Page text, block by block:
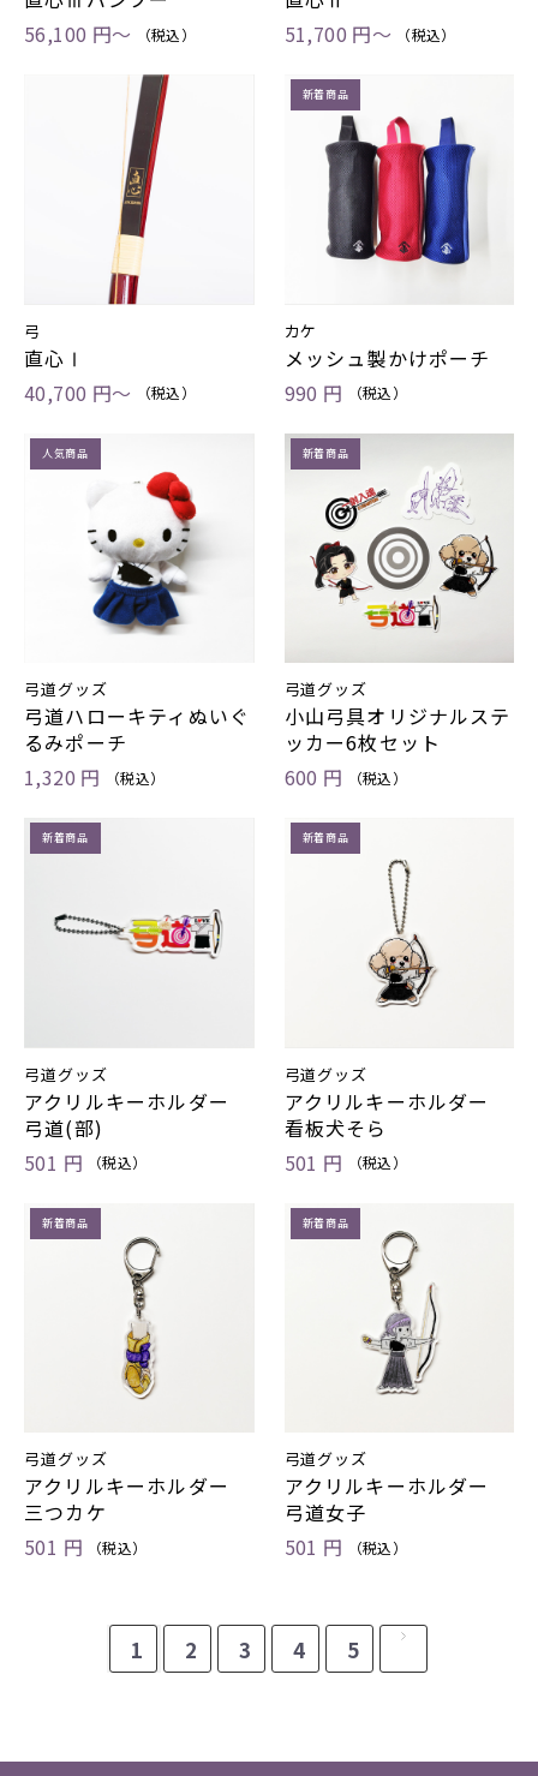
56,100 円～
（税込）
51,700 円～
（税込）
弓
直心Ⅰ
40,700 円～
（税込）
新着商品
カケ
メッシュ製かけポーチ
990 円
（税込）
人気商品
弓道グッズ
弓道ハローキティぬいぐ
るみポーチ
1,320 円
（税込）
新着商品
弓道グッズ
小山弓具オリジナルステ
ッカー6枚セット
600 円
（税込）
新着商品
弓道グッズ
アクリルキーホルダー
弓道(部)
501 円
（税込）
新着商品
弓道グッズ
アクリルキーホルダー
看板犬そら
501 円
（税込）
新着商品
弓道グッズ
アクリルキーホルダー
三つカケ
501 円
（税込）
新着商品
弓道グッズ
アクリルキーホルダー
弓道女子
501 円
（税込）
1 2 3 4 5